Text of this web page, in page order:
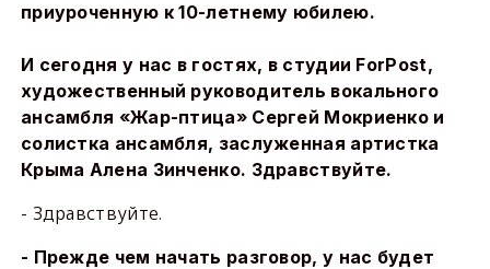
приуроченную к 10-летнему юбилею.
И сегодня у нас в гостях, в студии ForPost,
художественный руководитель вокального
ансамбля «Жар-птица» Сергей Мокриенко и
солистка ансамбля, заслуженная артистка
Крыма Алена Зинченко. Здравствуйте.
- Здравствуйте.
- Прежде чем начать разговор, у нас будет